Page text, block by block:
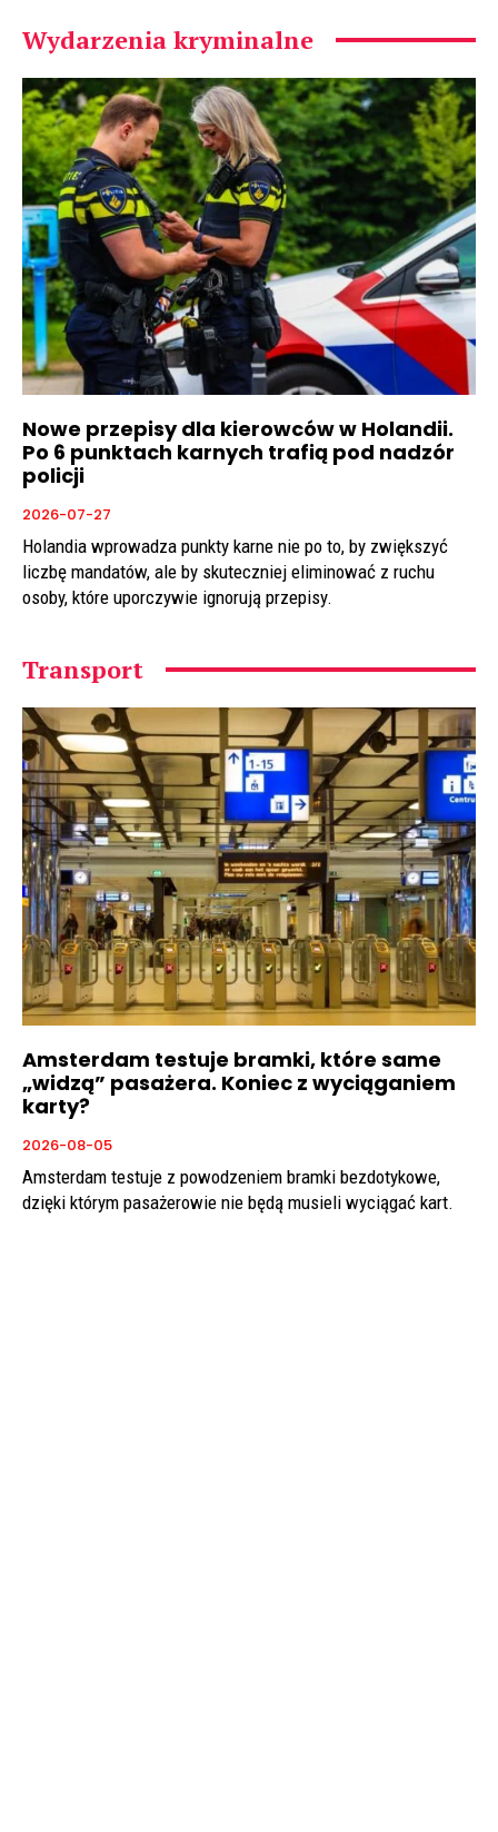
Wydarzenia kryminalne
Nowe przepisy dla kierowców w Holandii.
Po 6 punktach karnych trafią pod nadzór
policji
2026-07-27
Holandia wprowadza punkty karne nie po to, by zwiększyć
liczbę mandatów, ale by skuteczniej eliminować z ruchu
osoby, które uporczywie ignorują przepisy.
Transport
Amsterdam testuje bramki, które same
„widzą” pasażera. Koniec z wyciąganiem
karty?
2026-08-05
Amsterdam testuje z powodzeniem bramki bezdotykowe,
dzięki którym pasażerowie nie będą musieli wyciągać kart.